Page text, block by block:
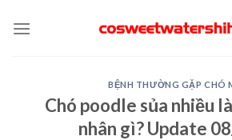
BỆNH THƯỜNG GẶP CHÓ
Chó poodle sủa nhiều
nhân gì? Update